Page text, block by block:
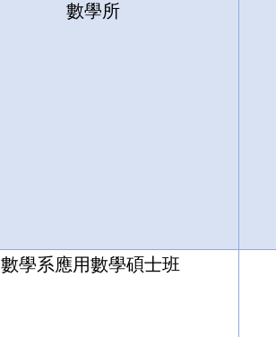
數學所
數學系應用數學碩士班